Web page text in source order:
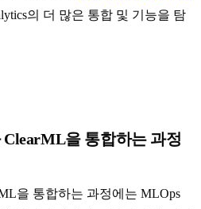
의 더 많은 통합 및 기능을 탐
을 통합하는 과정
을 통합하는 과정에는 MLOps